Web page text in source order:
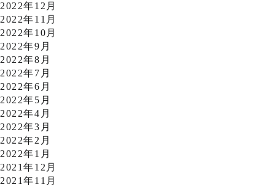
2022年12月
2022年11月
2022年10月
2022年9月
2022年8月
2022年7月
2022年6月
2022年5月
2022年4月
2022年3月
2022年2月
2022年1月
2021年12月
2021年11月